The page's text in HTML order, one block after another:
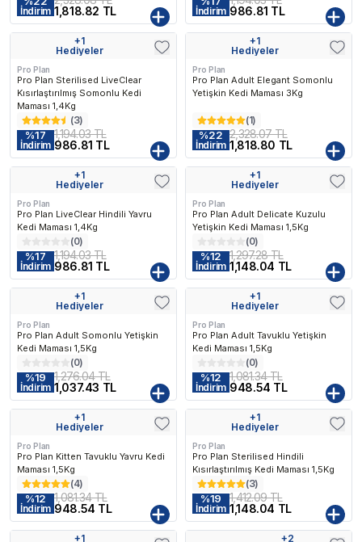
İndirim 1,818.82 TL
İndirim 986.81 TL
Çok Favorilenen En Çok Favorilenen En Çok
+1
Hediyeler
Pro Plan
Pro Plan Sterilised LiveClear
Kısırlaştırılmış Somonlu Kedi
Maması 1,4Kg
(3)
%17
İndirim
1,194.03 TL
986.81 TL
Kargo Bedava+1
Hediyeler
Pro Plan
Pro Plan Adult Elegant Somonlu
Yetişkin Kedi Maması 3Kg
(1)
%22
İndirim
2,328.07 TL
1,818.80 TL
+1
Hediyeler
Pro Plan
Pro Plan LiveClear Hindili Yavru
Kedi Maması 1,4Kg
(0)
%17
İndirim
1,194.03 TL
986.81 TL
Kargo Bedava+1
Hediyeler
Pro Plan
Pro Plan Adult Delicate Kuzulu
Yetişkin Kedi Maması 1,5Kg
(0)
%12
İndirim
1,297.28 TL
1,148.04 TL
+1
Hediyeler
Pro Plan
Pro Plan Adult Somonlu Yetişkin
Kedi Maması 1,5Kg
(0)
%19
İndirim
1,276.04 TL
1,037.43 TL
+1
Hediyeler
Pro Plan
Pro Plan Adult Tavuklu Yetişkin
Kedi Maması 1,5Kg
(0)
%12
İndirim
1,081.34 TL
948.54 TL
+1
Hediyeler
Pro Plan
Pro Plan Kitten Tavuklu Yavru Kedi
Maması 1,5Kg
(4)
%12
İndirim
1,081.34 TL
948.54 TL
Kargo Bedava+1
Hediyeler
Pro Plan
Pro Plan Sterilised Hindili
Kısırlaştırılmış Kedi Maması 1,5Kg
(3)
%19
İndirim
1,412.09 TL
1,148.04 TL
+1
+2